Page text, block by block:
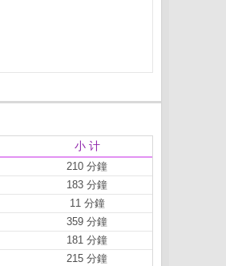
小 计
210 分鐘
183 分鐘
11 分鐘
359 分鐘
181 分鐘
215 分鐘